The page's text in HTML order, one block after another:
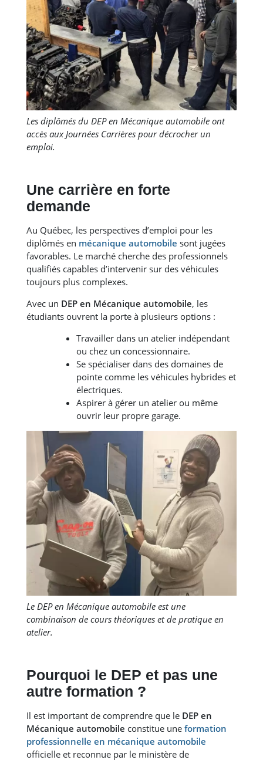
Les diplômés du DEP en Mécanique automobile ont
accès aux Journées Carrières pour décrocher un
emploi.
Une carrière en forte
demande
Au Québec, les perspectives d’emploi pour les
diplômés en mécanique automobile sont jugées
favorables. Le marché cherche des professionnels
qualifiés capables d’intervenir sur des véhicules
toujours plus complexes.
Avec un DEP en Mécanique automobile, les
étudiants ouvrent la porte à plusieurs options :
Travailler dans un atelier indépendant
ou chez un concessionnaire.
Se spécialiser dans des domaines de
pointe comme les véhicules hybrides et
électriques.
Aspirer à gérer un atelier ou même
ouvrir leur propre garage.
Le DEP en Mécanique automobile est une
combinaison de cours théoriques et de pratique en
atelier.
Pourquoi le DEP et pas une
autre formation ?
Il est important de comprendre que le DEP en
Mécanique automobile constitue une formation
professionnelle en mécanique automobile
officielle et reconnue par le ministère de